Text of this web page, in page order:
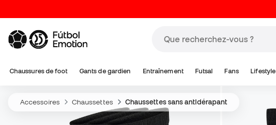
Chaussures de foot Gants de gardien Entraînement Futsal Fans Lifestyle
Accessoires Chaussettes Chaussettes sans antidérapant